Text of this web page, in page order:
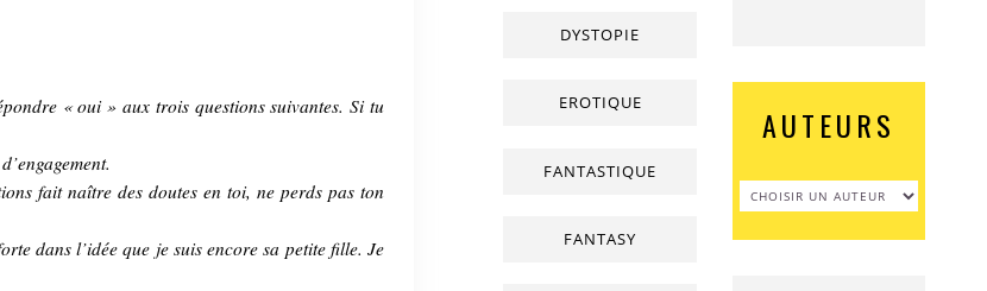
« oui » aux trois questions suivantes. Si tu
fait naître des doutes en toi, ne perds pas ton
dans l’idée que je suis encore sa petite fille. Je
DYSTOPIE
EROTIQUE
FANTASTIQUE
FANTASY
AUTEURS